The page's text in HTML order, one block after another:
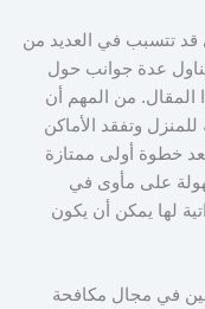
قد تتسبب في العديد من
عدة جوانب حول
المقال. من المهم أن
وتفقد الأماكن
خطوة أولى ممتازة
على مأوى في
لها يمكن أن يكون
في مجال مكافحة